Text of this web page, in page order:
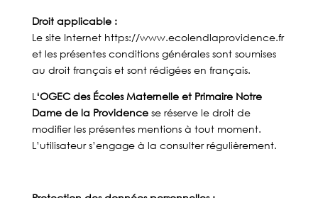
Droit applicable :
Le site Internet https://www.ecolendlaprovidence.fr
et les présentes conditions générales sont soumises
au droit français et sont rédigées en français.
L‘OGEC des Écoles Maternelle et Primaire Notre
Dame de la Providencese réserve le droit de
modifier les présentes mentions à tout moment.
L’utilisateur s’engage à la consulter régulièrement.